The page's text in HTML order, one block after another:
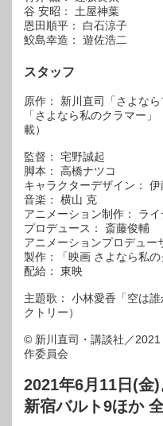
谷 安昭： 土屋神葉
恩田順平： 白石涼子
鮫島幸造： 遊佐浩二
スタッフ
原作： 新川直司「さよな
「さよなら私のクラマー
載）
監督： 宅野誠起
脚本： 高橋ナツコ
キャラクターデザイン：
音楽： 横山 克
アニメーション制作： ラ
プロデュース： 斎藤俊輔
アニメーションプロデュー
製作：「映画 さよなら私
配給： 東映
主題歌： 小林愛香「空は
クトリー）
© 新川直司・講談社／
作委員会
2021年6月11日(金)
新宿バルト9ほか